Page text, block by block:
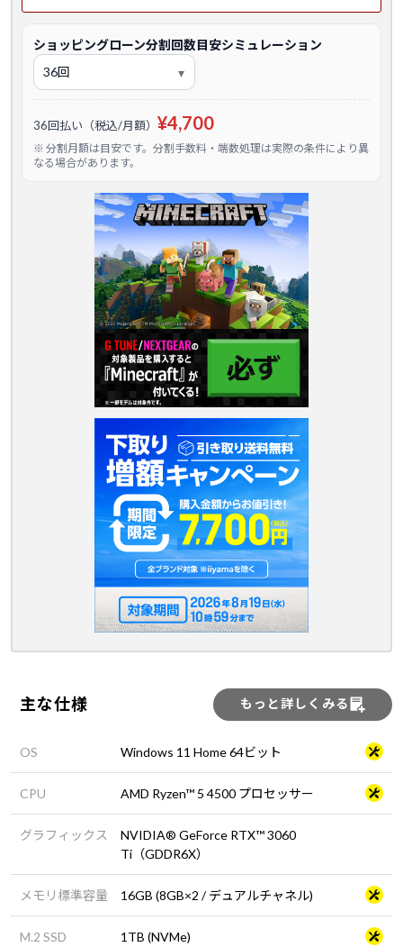
ショッピングローン分割回数目安シミュレーション
36回払い（税込/月額） ¥4,700
※ 分割月額は目安です。分割手数料・端数処理は実際の条件により異
なる場合があります。
主な仕様 もっと詳しくみる
OS Windows 11 Home 64ビット
CPU AMD Ryzen™ 5 4500 プロセッサー
グラフィックス
NVIDIA® GeForce RTX™ 3060
Ti（GDDR6X）
メモリ標準容量 16GB (8GB×2 / デュアルチャネル)
M.2 SSD 1TB (NVMe)